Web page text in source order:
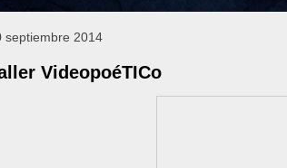
septiembre 2014
VideopoéTICo